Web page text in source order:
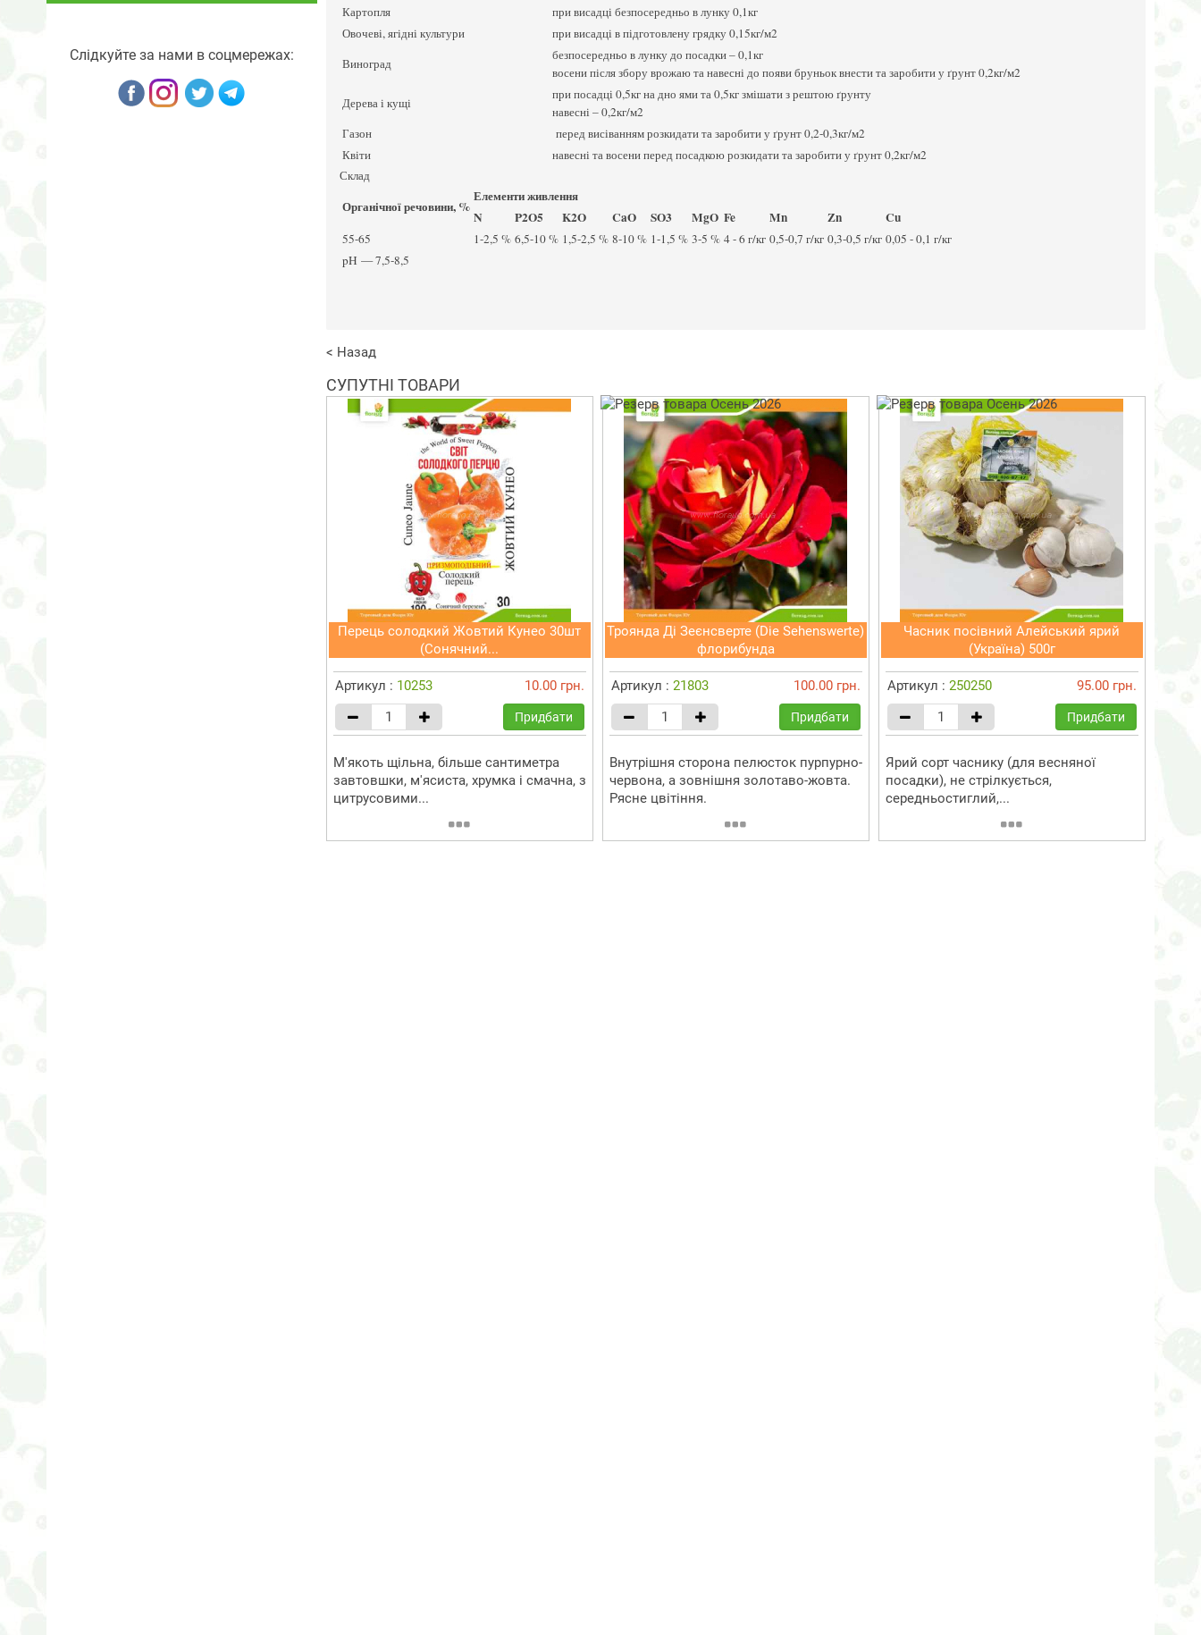
Слідкуйте за нами в соцмережах:
Картопля
при висадці безпосередньо в лунку 0,1кг
Овочеві, ягідні культури
при висадці в підготовлену грядку 0,15кг/м2
Виноград
безпосередньо в лунку до посадки – 0,1кг
восени після збору врожаю та навесні до появи бруньок внести та заробити у ґрунт 0,2кг/м2
Дерева і кущі
при посадці 0,5кг на дно ями та 0,5кг змішати з рештою ґрунту
навесні – 0,2кг/м2
Газон
перед висіванням розкидати та заробити у ґрунт 0,2-0,3кг/м2
Квіти
навесні та восени перед посадкою розкидати та заробити у ґрунт 0,2кг/м2
Склад
Органічної речовини, %
Елементи живлення
N
P2O5 K2O CaO SO3 MgO Fe Mn Zn Cu
55-65 1-2,5 % 6,5-10 % 1,5-2,5 % 8-10 % 1-1,5 % 3-5 % 4 - 6 г/кг 0,5-0,7 г/кг 0,3-0,5 г/кг 0,05 - 0,1 г/кг
pH — 7,5-8,5
< Назад
СУПУТНІ ТОВАРИ
Перець солодкий Жовтий Кунео 30шт
(Сонячний...
Артикул : 10253 10.00 грн.
Придбати
М'якоть щільна, більше сантиметра
завтовшки, м'ясиста, хрумка і смачна, з
цитрусовими...
Троянда Ді Зеєнсверте (Die Sehenswerte)
флорибунда
Артикул : 21803 100.00 грн.
Придбати
Внутрішня сторона пелюсток пурпурно-
червона, а зовнішня золотаво-жовта.
Рясне цвітіння.
Часник посівний Алейський ярий
(Україна) 500г
Артикул : 250250 95.00 грн.
Придбати
Ярий сорт часнику (для весняної
посадки), не стрілкується,
середньостиглий,...